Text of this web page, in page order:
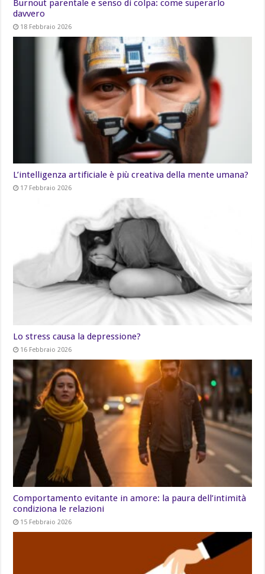
Burnout parentale e senso di colpa: come superarlo
davvero
18 Febbraio 2026
L’intelligenza artificiale è più creativa della mente umana?
17 Febbraio 2026
Lo stress causa la depressione?
16 Febbraio 2026
Comportamento evitante in amore: la paura dell’intimità
condiziona le relazioni
15 Febbraio 2026